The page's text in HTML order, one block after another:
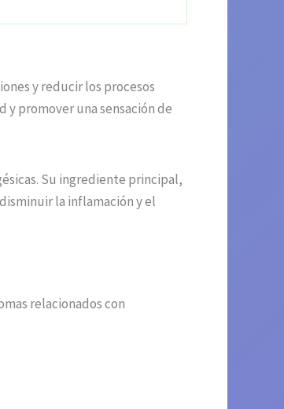
y reducir los procesos
promover una sensación de
Su ingrediente principal,
la inflamación y el
relacionados con